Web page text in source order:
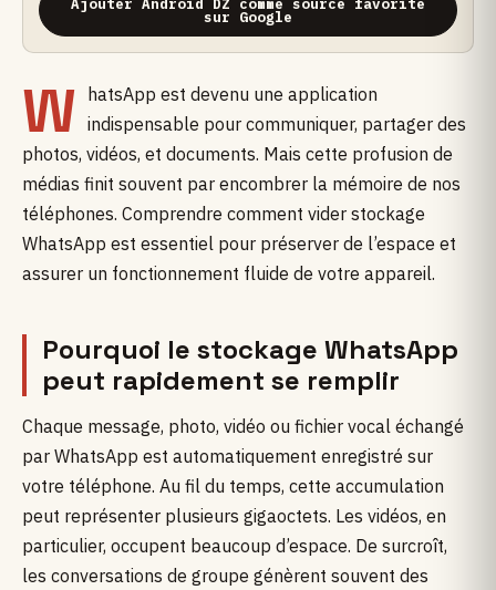
sur Google
W hatsApp est devenu une application
indispensable pour communiquer, partager des
photos, vidéos, et documents. Mais cette profusion de
médias finit souvent par encombrer la mémoire de nos
téléphones. Comprendre comment vider stockage
WhatsApp est essentiel pour préserver de l’espace et
assurer un fonctionnement fluide de votre appareil.
Pourquoi le stockage WhatsApp
peut rapidement se remplir
Chaque message, photo, vidéo ou fichier vocal échangé
par WhatsApp est automatiquement enregistré sur
votre téléphone. Au fil du temps, cette accumulation
peut représenter plusieurs gigaoctets. Les vidéos, en
particulier, occupent beaucoup d’espace. De surcroît,
les conversations de groupe génèrent souvent des